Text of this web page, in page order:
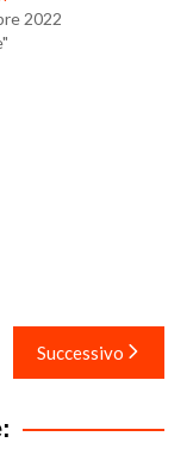
2022
Successivo